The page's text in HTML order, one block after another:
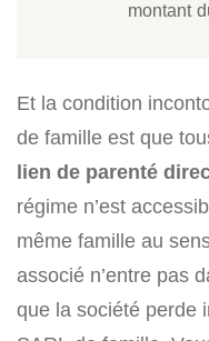
montant
Et la condition
de famille est que
lien de parenté
régime n’est
même famille au
associé n’entre pas
que la société perde